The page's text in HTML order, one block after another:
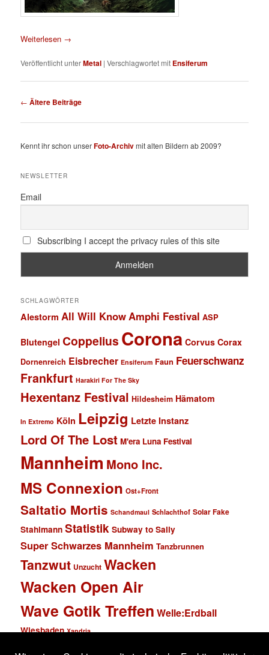
Weiterlesen →
Veröffentlicht unterMetal |Verschlagwortet mit Ensiferum
Beitragsnavigation
← Ältere Beiträge
Kennt ihr schon unserFoto-Archivmit alten Bildern ab 2009?
NEWSLETTER
Email
Subscribing I accept the privacy rules of this site
SCHLAGWÖRTER
Alestorm All Will KnowAmphi Festival ASP
Blutengel Coppelius Corona Corvus Corax
Dornenreich Eisbrecher Ensiferum Faun Feuerschwanz
Frankfurt Harakiri For The Sky
Hexentanz Festival Hildesheim Hämatom
In Extremo Köln Leipzig Letzte Instanz
Lord Of The Lost M'era Luna Festival
Mannheim Mono Inc.
MS Connexion Ost+Front
Saltatio Mortis Schandmaul Schlachthof Solar Fake
Stahlmann Statistik Subway to Sally
Super Schwarzes Mannheim Tanzbrunnen
Tanzwut Unzucht Wacken
Wacken Open Air
Wave Gotik Treffen Welle:Erdball
Wiesbaden Xandria